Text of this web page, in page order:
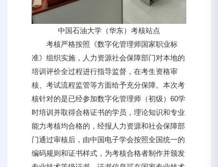
中国石油大学（华东）考核站点
考核严格按照《数字化管理师国家职业标
准》组织实施，人力资源社会保障部门对本地的
培训评价全过程进行指导监督，在考生资格审
核、考试流程监管等方面给予充分保障。本次考
核针对的是已经参加数字化管理师（初级）60学
时培训并取得合格证书的学员，理论知识和专业
能力考核均合格的，经报人力资源和社会保障部
门通过审核后，由中国电子学会按照全国统一的
编码规则和证书样式，为考核合格者制作并颁发